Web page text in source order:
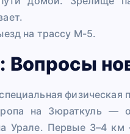
на трассу М-5.
Вопросы
физическая
на Зюраткуль —
Урале. Первые 3–4 км